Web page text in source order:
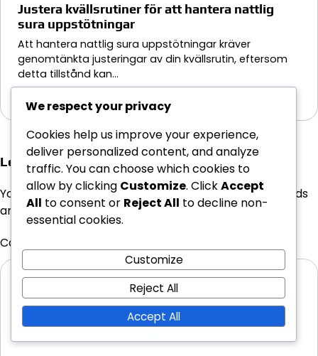
Justera kvällsrutiner för att hantera nattlig
sura uppstötningar
Att hantera nattlig sura uppstötningar kräver
genomtänkta justeringar av din kvällsrutin, eftersom
detta tillstånd kan…
Leave a Reply
Your email address will not be published.Required fields
are marked*
Comment
We respect your privacy
Cookies help us improve your experience,
deliver personalized content, and analyze
traffic. You can choose which cookies to
allow by clicking Customize. ClickAccept
All to consent or Reject All to decline non-
essential cookies.
Customize
Reject All
Accept All